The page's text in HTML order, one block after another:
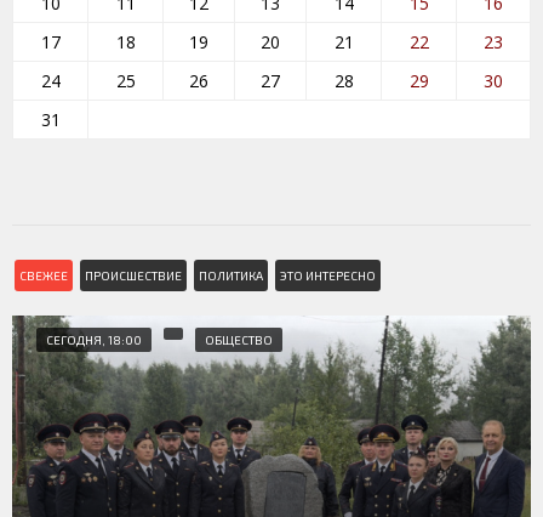
17
18 19 20 21 22
23
24
25 26 27 28 29
30
31
СВЕЖЕЕ ПРОИСШЕСТВИЕ ПОЛИТИКА ЭТО ИНТЕРЕСНО
СЕГОДНЯ, 18:00 ОБЩЕСТВО